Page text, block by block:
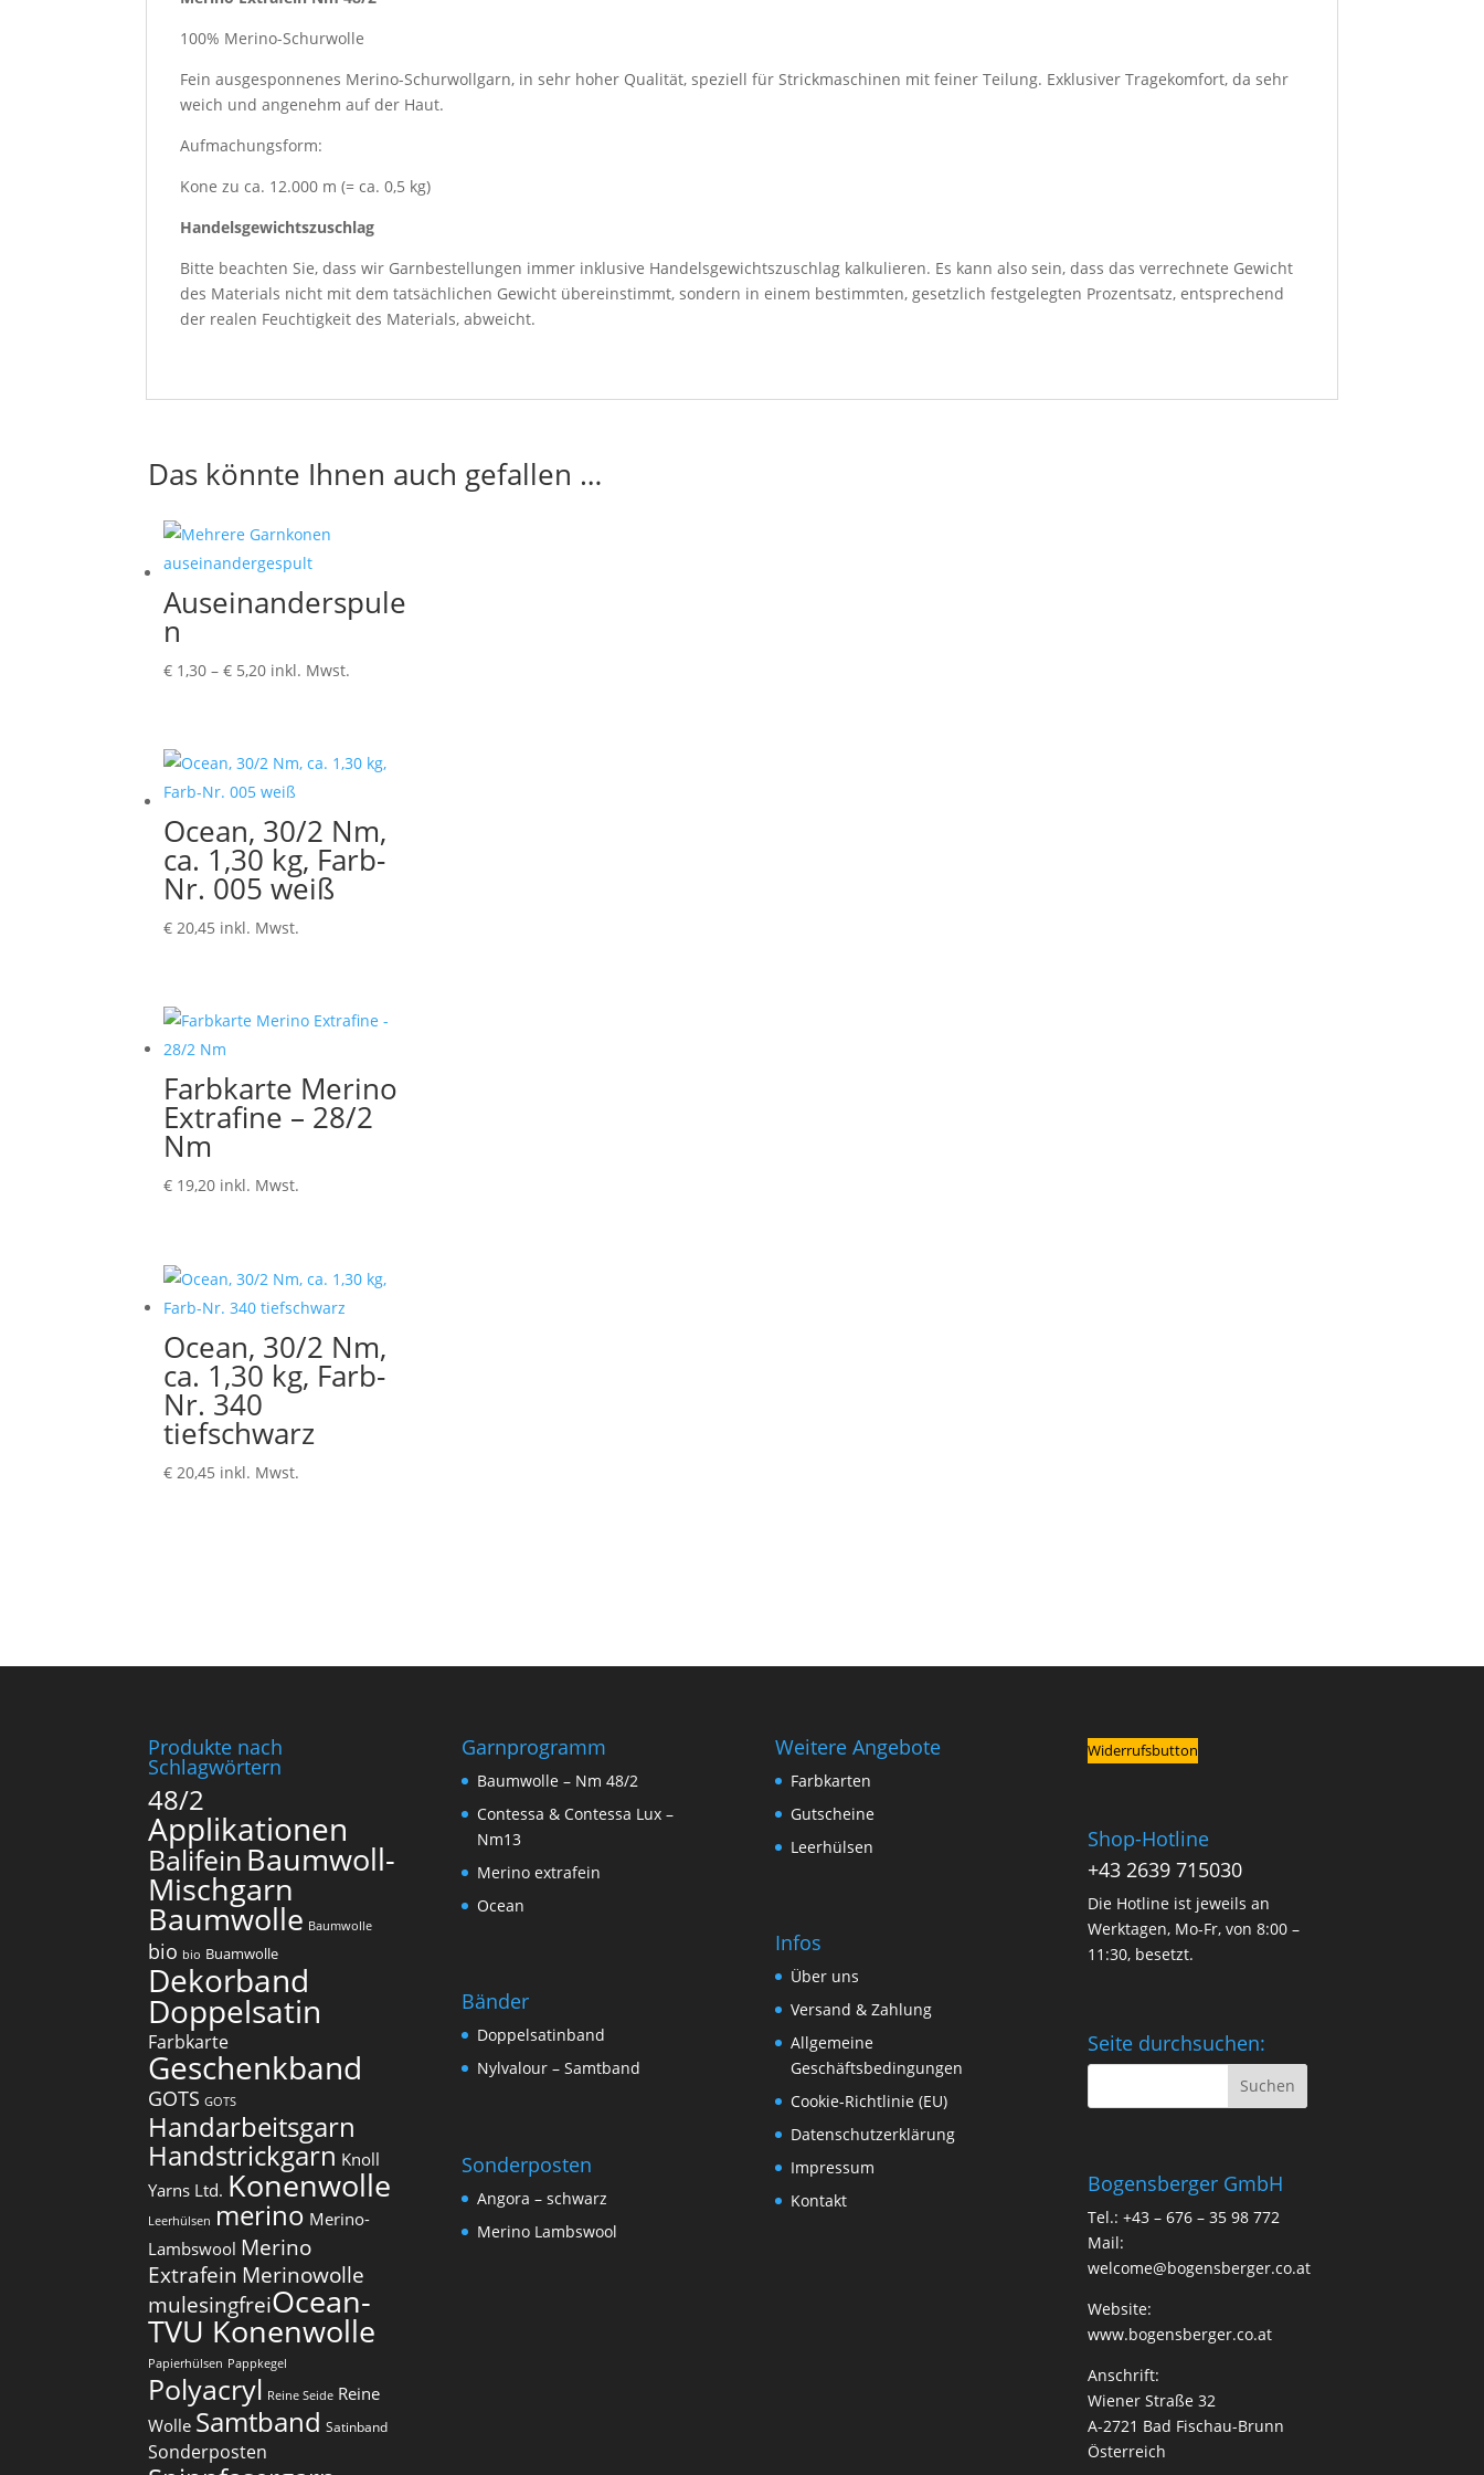
100% Merino-Schurwolle
Fein ausgesponnenes Merino-Schurwollgarn, in sehr hoher Qualität, speziell für Strickmaschinen mit feiner Teilung. Exklusiver Tragekomfort, da sehr
weich und angenehm auf der Haut.
Aufmachungsform:
Kone zu ca. 12.000 m (= ca. 0,5 kg)
Handelsgewichtszuschlag
Bitte beachten Sie, dass wir Garnbestellungen immer inklusive Handelsgewichtszuschlag kalkulieren. Es kann also sein, dass das verrechnete Gewicht
des Materials nicht mit dem tatsächlichen Gewicht übereinstimmt, sondern in einem bestimmten, gesetzlich festgelegten Prozentsatz, entsprechend
der realen Feuchtigkeit des Materials, abweicht.
Das könnte Ihnen auch gefallen …
Auseinanderspule
n
€ 1,30 –€ 5,20Preisspanne:
€ 5,20
inkl. Mwst.
Ocean, 30/2 Nm,
ca. 1,30 kg, Farb-
Nr. 005 weiß
€ 20,45 inkl. Mwst.
Farbkarte Merino
Extrafine – 28/2
Nm
€ 19,20 inkl. Mwst.
Ocean, 30/2 Nm,
ca. 1,30 kg, Farb-
Nr. 340
tiefschwarz
€ 20,45 inkl. Mwst.
Produkte nach
Schlagwörtern
48/2
Applikationen
Balifein Baumwoll-
Mischgarn
Baumwolle Baumwolle
bio bio Buamwolle
Dekorband
Doppelsatin
Farbkarte
Geschenkband
GOTS GOTS
Handarbeitsgarn
Handstrickgarn Knoll
Yarns Ltd. Konenwolle
Leerhülsen merino Merino-
Lambswool Merino
Extrafein Merinowolle
mulesingfrei​Ocean-
TVU Konenwolle
Papierhülsen Pappkegel
Polyacryl Reine Seide Reine
Wolle Samtband Satinband
Sonderposten
Garnprogramm
Baumwolle – Nm 48/2
Contessa & Contessa Lux –
Nm13
Merino extrafein
Ocean
Bänder
Doppelsatinband
Nylvalour – Samtband
Sonderposten
Angora – schwarz
Merino Lambswool
Weitere Angebote
Farbkarten
Gutscheine
Leerhülsen
Infos
Über uns
Versand & Zahlung
Allgemeine
Geschäftsbedingungen
Cookie-Richtlinie (EU)
Datenschutzerklärung
Impressum
Kontakt
Widerrufsbutton
Shop-Hotline
+43 2639 715030
Die Hotline ist jeweils an
Werktagen, Mo-Fr, von 8:00 –
11:30, besetzt.
Seite durchsuchen:
Bogensberger GmbH
Tel.: +43 – 676 – 35 98 772
Mail:
welcome@bogensberger.co.at
Website:
www.bogensberger.co.at
Anschrift:
Wiener Straße 32
A-2721 Bad Fischau-Brunn
Österreich